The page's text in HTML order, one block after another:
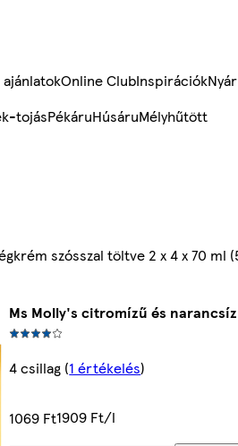
Online ClubInspirációkNyár
tojásPékáruHúsáruMélyhűtött
szósszal töltve 2 x 4 x 70 ml
Ms Molly's citromízű és
4 csillag (1 értékelés)
1069 Ft1909 Ft/l